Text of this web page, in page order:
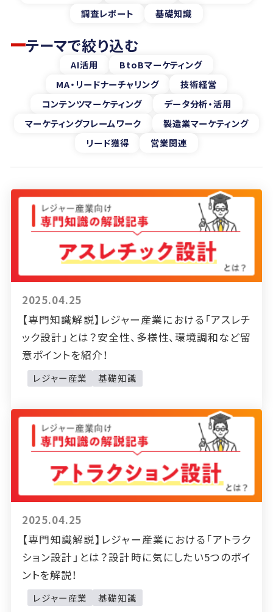
調査レポート
基礎知識
テーマで絞り込む
AI活用
BtoBマーケティング
MA・リードナーチャリング
技術経営
コンテンツマーケティング
データ分析・活用
マーケティングフレームワーク
製造業マーケティング
リード獲得
営業関連
2025.04.25
【専門知識解説】レジャー産業における「アスレチ
ック設計」とは？安全性、多様性、環境調和など留
意ポイントを紹介！
レジャー産業 基礎知識
2025.04.25
【専門知識解説】レジャー産業における「アトラク
ション設計」とは？設計時に気にしたい5つのポイ
ントを解説！
レジャー産業 基礎知識